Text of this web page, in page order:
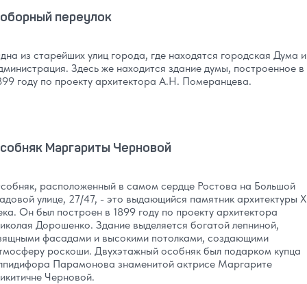
переулок
из старейших улиц города, где находятся городская Дума и
Здесь же находится здание думы, построенное в
году по проекту архитектора А.Н. Померанцева.
Маргариты Черновой
расположенный в самом сердце Ростова на Большой
улице, 27/47, - это выдающийся памятник архитектуры
Он был построен в 1899 году по проекту архитектора
Дорошенко. Здание выделяется богатой лепниной,
фасадами и высокими потолками, создающими
роскоши. Двухэтажный особняк был подарком купца
Парамонова знаменитой актрисе Маргарите
Черновой.